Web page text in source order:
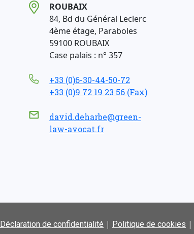
ROUBAIX
84, Bd du Général Leclerc
4ème étage, Paraboles
59100 ROUBAIX
Case palais : n° 357
+33 (0)6-30-44-50-72
+33 (0)9 72 19 23 56 (Fax)
david.deharbe@green-
law-avocat.fr
Déclaration de confidentialité | Politique de cookies |